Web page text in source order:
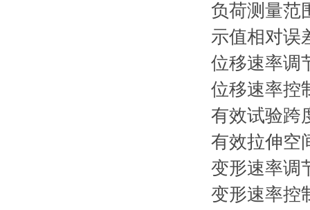
负荷测量范
示值相对误
位移速率
位移速率
有效试验跨
有效拉伸空
变形速率调
变形速率控